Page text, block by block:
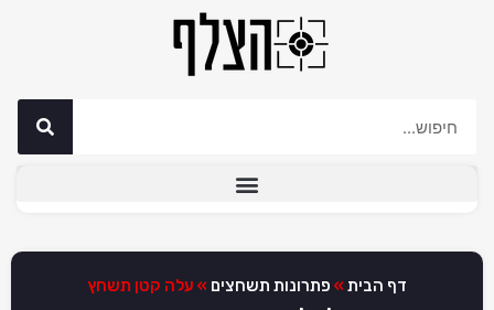
דף הבית » פתרונות תשחצים » עלה קטן תשחץ